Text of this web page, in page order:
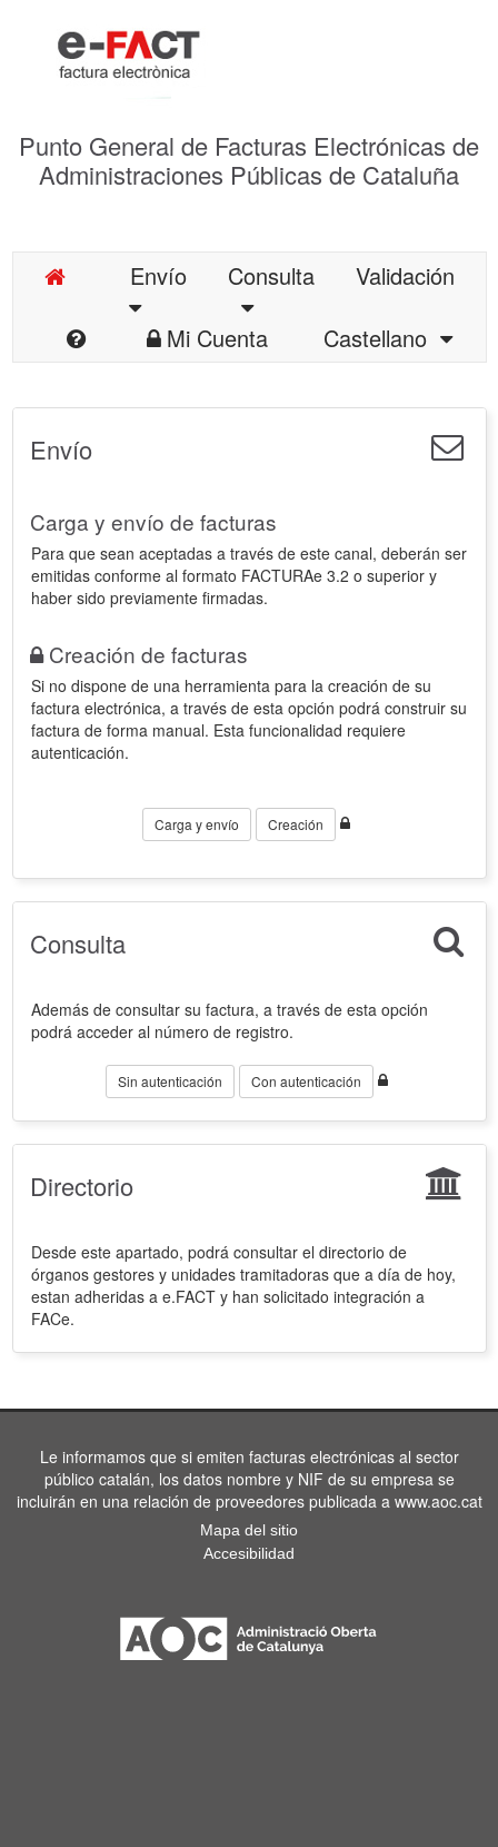
Punto General de Facturas Electrónicas de
Administraciones Públicas de Cataluña
Envío Consulta
Validación
Mi Cuenta
Castellano
Envío
Carga y envío de facturas
Para que sean aceptadas a través de este canal, deberán ser
emitidas conforme al formato FACTURAe 3.2 o superior y
haber sido previamente firmadas.
Creación de facturas
Si no dispone de una herramienta para la creación de su
factura electrónica, a través de esta opción podrá construir su
factura de forma manual. Esta funcionalidad requiere
autenticación.
Carga y envío Creación
Consulta
Además de consultar su factura, a través de esta opción
podrá acceder al número de registro.
Sin autenticación Con autenticación
Directorio
Desde este apartado, podrá consultar el directorio de
órganos gestores y unidades tramitadoras que a día de hoy,
estan adheridas a e.FACT y han solicitado integración a
FACe.
Le informamos que si emiten facturas electrónicas al sector
público catalán, los datos nombre y NIF de su empresa se
incluirán en una relación de proveedores publicada a www.aoc.cat
Mapa del sitio
Accesibilidad